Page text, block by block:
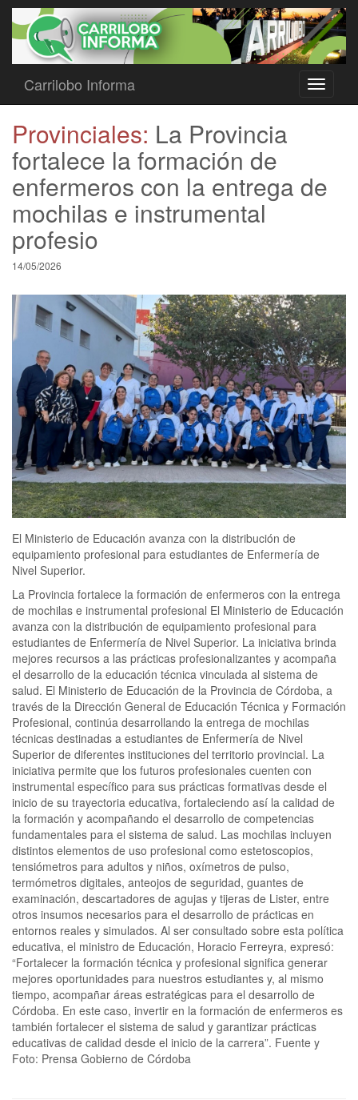
Toggle
Carrilobo Informa
Provinciales: La Provincia
fortalece la formación de
enfermeros con la entrega de
mochilas e instrumental
profesio
14/05/2026
El Ministerio de Educación avanza con la distribución de
equipamiento profesional para estudiantes de Enfermería de
Nivel Superior.
La Provincia fortalece la formación de enfermeros con la entrega
de mochilas e instrumental profesional El Ministerio de Educación
avanza con la distribución de equipamiento profesional para
estudiantes de Enfermería de Nivel Superior. La iniciativa brinda
mejores recursos a las prácticas profesionalizantes y acompaña
el desarrollo de la educación técnica vinculada al sistema de
salud. El Ministerio de Educación de la Provincia de Córdoba, a
través de la Dirección General de Educación Técnica y Formación
Profesional, continúa desarrollando la entrega de mochilas
técnicas destinadas a estudiantes de Enfermería de Nivel
Superior de diferentes instituciones del territorio provincial. La
iniciativa permite que los futuros profesionales cuenten con
instrumental específico para sus prácticas formativas desde el
inicio de su trayectoria educativa, fortaleciendo así la calidad de
la formación y acompañando el desarrollo de competencias
fundamentales para el sistema de salud. Las mochilas incluyen
distintos elementos de uso profesional como estetoscopios,
tensiómetros para adultos y niños, oxímetros de pulso,
termómetros digitales, anteojos de seguridad, guantes de
examinación, descartadores de agujas y tijeras de Lister, entre
otros insumos necesarios para el desarrollo de prácticas en
entornos reales y simulados. Al ser consultado sobre esta política
educativa, el ministro de Educación, Horacio Ferreyra, expresó:
“Fortalecer la formación técnica y profesional significa generar
mejores oportunidades para nuestros estudiantes y, al mismo
tiempo, acompañar áreas estratégicas para el desarrollo de
Córdoba. En este caso, invertir en la formación de enfermeros es
también fortalecer el sistema de salud y garantizar prácticas
educativas de calidad desde el inicio de la carrera”. Fuente y
Foto: Prensa Gobierno de Córdoba